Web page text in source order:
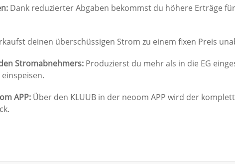
Dank reduzierter Abgaben bekommst du höhere Erträge
deinen überschüssigen Strom zu einem fixen Preis
Stromabnehmers: Produzierst du mehr als in die EG
APP: Über den KLUUB in der neoom APP wird der